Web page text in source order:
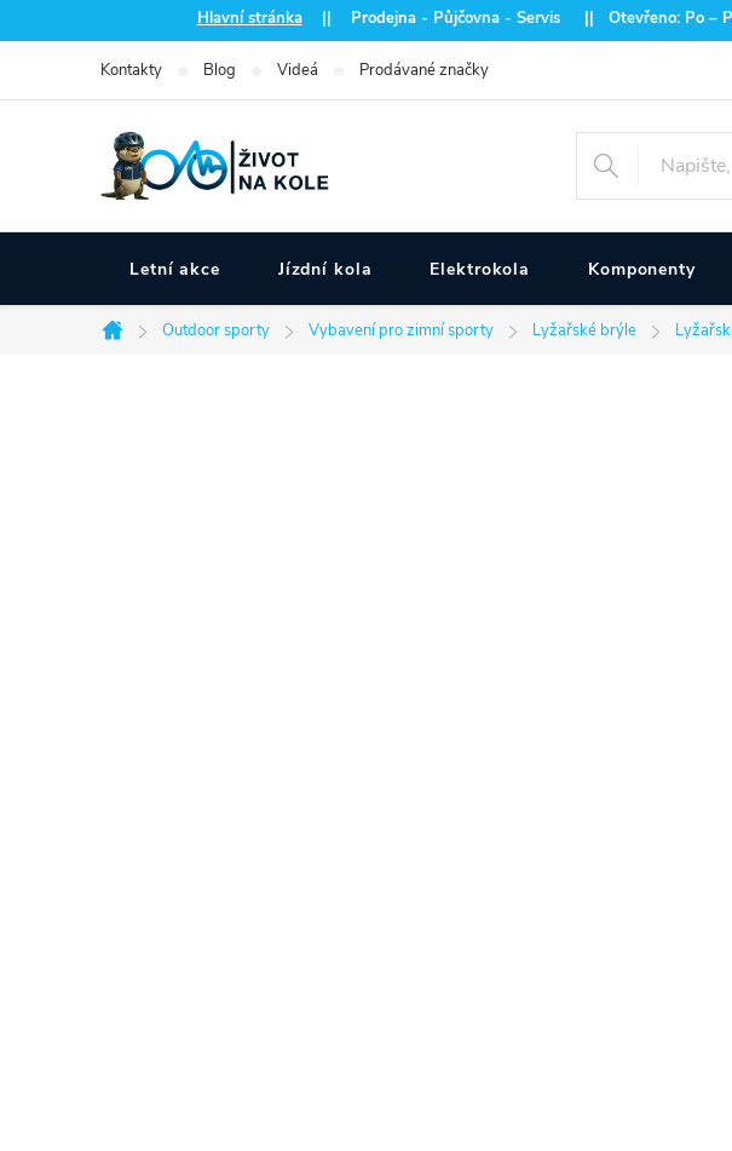
na
Hlavní stránka|| Prodejna - Půjčovna - Servis || Otevřeno: Po –
Kontakty Blog Videá Prodávané značky
Letní akce Jízdní kola Elektrokola Komponenty
Domů
Outdoor sporty Vybavení pro zimní sporty Lyžařské brýle